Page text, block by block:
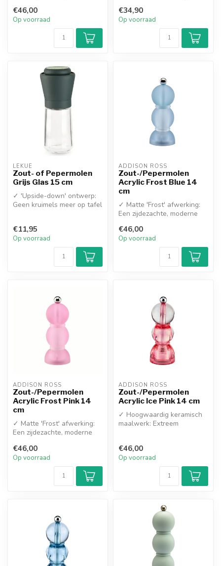
✓ Hoogw...
€46,00
Op voorraad
extreem duurzaam
...
€34,90
Op voorraad
LEKUE
Zout- of Pepermolen
Grijs Glas 15 cm
✓ 'Upside-down' ontwerp:
Geen kruimels meer op tafel
€11,95
Op voorraad
ADDISON ROSS
Zout-/Pepermolen
Acrylic Frost Blue 14
cm
✓ Matte 'Frost' afwerking:
Een zijdezachte, moderne
✓ Hoogwa...
€46,00
Op voorraad
ADDISON ROSS
Zout-/Pepermolen
Acrylic Frost Pink 14
cm
✓ Matte 'Frost' afwerking:
Een zijdezachte, moderne
✓ Hoogwa...
€46,00
Op voorraad
ADDISON ROSS
Zout-/Pepermolen
Acrylic Ice Pink 14 cm
✓ Hoogwaardig keramisch
maalwerk: Extreem
€46,00
Op voorraad